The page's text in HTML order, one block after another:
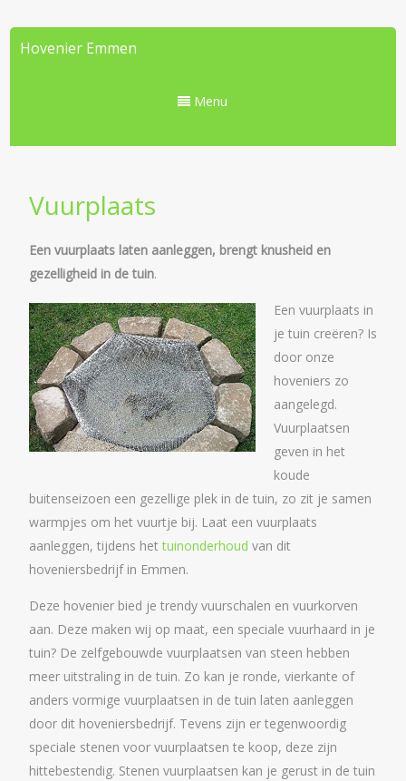
Hovenier Emmen
Menu
Vuurplaats
Een vuurplaats laten aanleggen, brengt knusheid en
gezelligheid in de tuin.
Een vuurplaats in
je tuin creëren? Is
door onze
hoveniers zo
aangelegd.
Vuurplaatsen
geven in het
koude
buitenseizoen een gezellige plek in de tuin, zo zit je samen
warmpjes om het vuurtje bij. Laat een vuurplaats
aanleggen, tijdens hettuinonderhoud van dit
hoveniersbedrijf in Emmen.
Deze hovenier bied je trendy vuurschalen en vuurkorven
aan. Deze maken wij op maat, een speciale vuurhaard in je
tuin? De zelfgebouwde vuurplaatsen van steen hebben
meer uitstraling in de tuin. Zo kan je ronde, vierkante of
anders vormige vuurplaatsen in de tuin laten aanleggen
door dit hoveniersbedrijf. Tevens zijn er tegenwoordig
speciale stenen voor vuurplaatsen te koop, deze zijn
hittebestendig. Stenen vuurplaatsen kan je gerust in de tuin